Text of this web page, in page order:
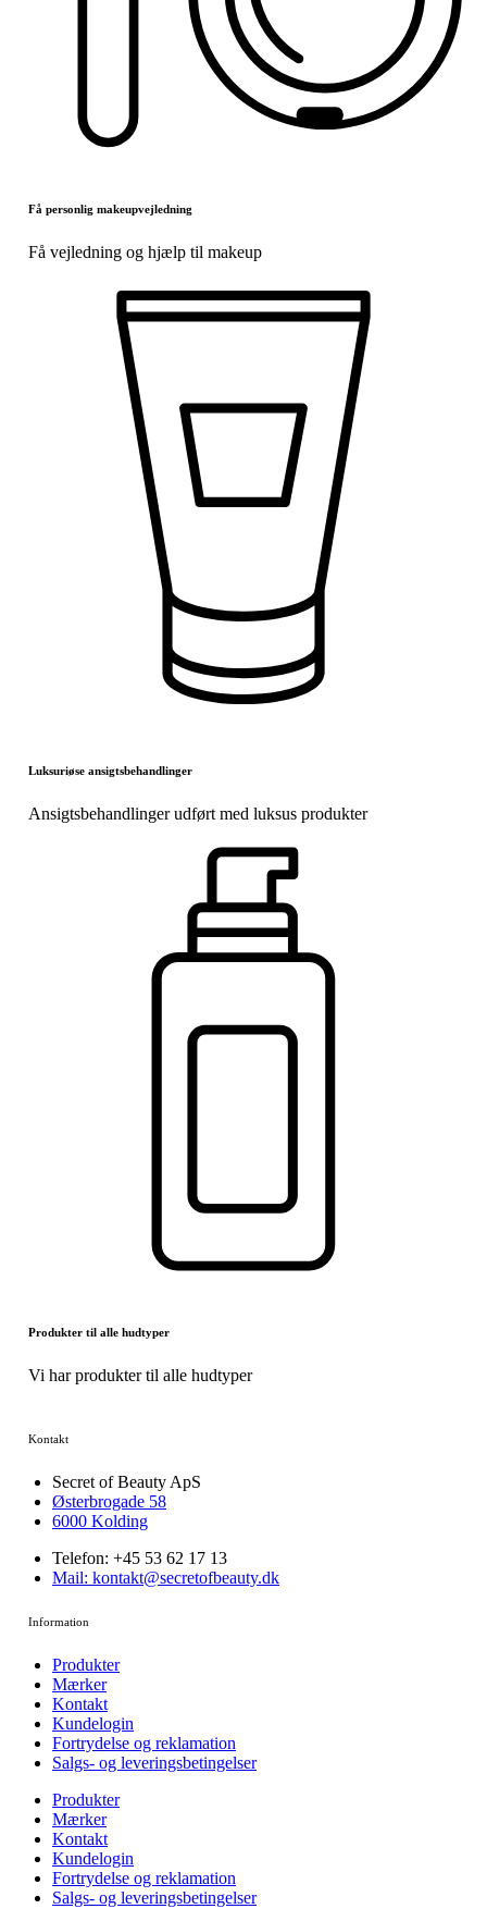
Få personlig makeupvejledning
Få vejledning og hjælp til makeup
Luksuriøse ansigtsbehandlinger
Ansigtsbehandlinger udført med luksus produkter
Produkter til alle hudtyper
Vi har produkter til alle hudtyper
Kontakt
Secret of Beauty ApS
Østerbrogade 58
6000 Kolding
Telefon: +45 53 62 17 13
Mail: kontakt@secretofbeauty.dk
Information
Produkter
Mærker
Kontakt
Kundelogin
Fortrydelse og reklamation
Salgs- og leveringsbetingelser
Produkter
Mærker
Kontakt
Kundelogin
Fortrydelse og reklamation
Salgs- og leveringsbetingelser